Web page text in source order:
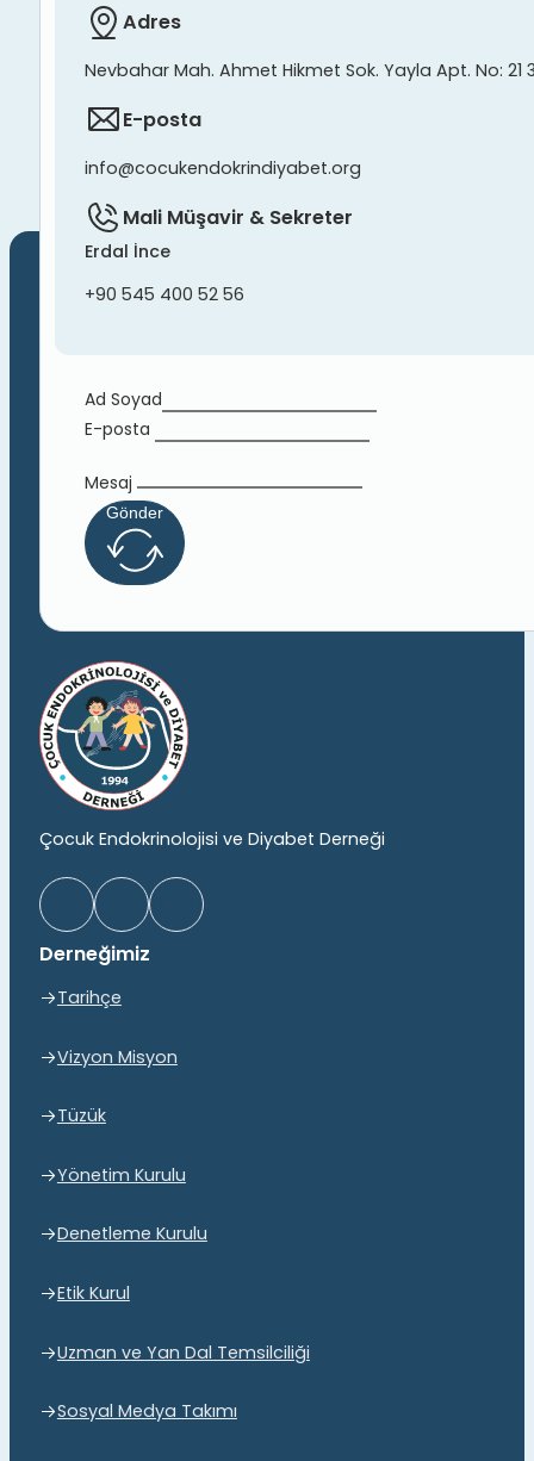
Adres
Nevbahar Mah. Ahmet Hikmet Sok. Yayla Apt. No: 21
E-posta
info@cocukendokrindiyabet.org
Mali Müşavir & Sekreter
Erdal İnce
+90 545 400 52 56
Ad Soyad
E-posta
Mesaj
Gönder
Çocuk Endokrinolojisi ve Diyabet Derneği
Derneğimiz
Tarihçe
Vizyon Misyon
Tüzük
Yönetim Kurulu
Denetleme Kurulu
Etik Kurul
Uzman ve Yan Dal Temsilciliği
Sosyal Medya Takımı